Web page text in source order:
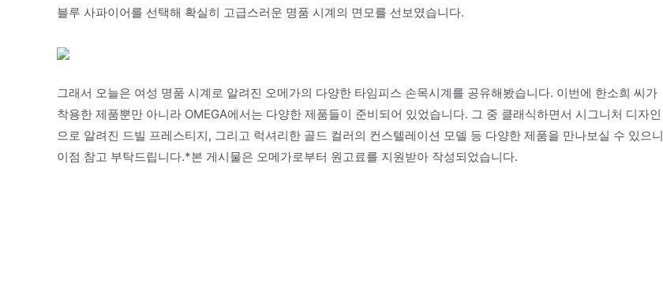
블루 사파이어를 선택해 확실히 고급스러운 명품 시계의 면모를 선보였습니다.
그래서 오늘은 여성 명품 시계로 알려진 오메가의 다양한 타임피스 손목시계를 공유해봤습니다. 이번에 한소희 씨가
착용한 제품뿐만 아니라 OMEGA에서는 다양한 제품들이 준비되어 있었습니다. 그 중 클래식하면서 시그니처 디자인
으로 알려진 드빌 프레스티지, 그리고 럭셔리한 골드 컬러의 컨스텔레이션 모델 등 다양한 제품을 만나보실 수 있으니
이점 참고 부탁드립니다.*본 게시물은 오메가로부터 원고료를 지원받아 작성되었습니다.